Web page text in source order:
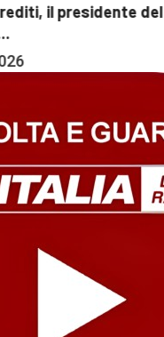
il presidente del